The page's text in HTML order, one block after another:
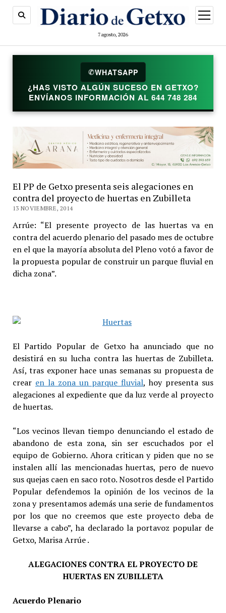
7 agosto, 2026
abrir
menú
✆WHATSAPP
¿HAS VISTO ALGÚN SUCESO EN GETXO?
ENVÍANOS INFORMACIÓN AL 644 748 284
El PP de Getxo presenta seis alegaciones en
contra del proyecto de huertas en Zubilleta
13 NOVIEMBRE, 2014
Arrúe: “El presente proyecto de las huertas va en
contra del acuerdo plenario del pasado mes de octubre
en el que la mayoría absoluta del Pleno votó a favor de
la propuesta popular de construir un parque fluvial en
dicha zona”.
El Partido Popular de Getxo ha anunciado que no
desistirá en su lucha contra las huertas de Zubilleta.
Así, tras exponer hace unas semanas su propuesta de
crear en la zona un parque fluvial, hoy presenta sus
alegaciones al expediente que da luz verde al proyecto
de huertas.
“Los vecinos llevan tiempo denunciando el estado de
abandono de esta zona, sin ser escuchados por el
equipo de Gobierno. Ahora critican y piden que no se
instalen allí las mencionadas huertas, pero de nuevo
sus quejas caen en saco roto. Nosotros desde el Partido
Popular defendemos la opinión de los vecinos de la
zona y presentamos además una serie de fundamentos
por los que no creemos que este proyecto deba de
llevarse a cabo”, ha declarado la portavoz popular de
Getxo, Marisa Arrúe .
ALEGACIONES CONTRA EL PROYECTO DE
HUERTAS EN ZUBILLETA
Acuerdo Plenario